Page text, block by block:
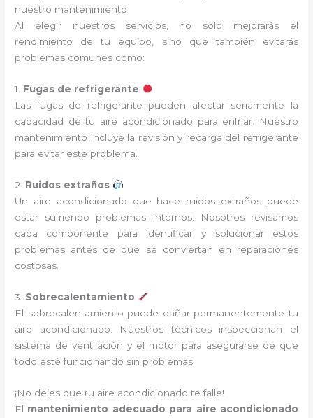
nuestro mantenimiento
Al elegir nuestros servicios, no solo mejorarás el
rendimiento de tu equipo, sino que también evitarás
problemas comunes como:
1. Fugas de refrigerante
Las fugas de refrigerante pueden afectar seriamente la
capacidad de tu aire acondicionado para enfriar. Nuestro
mantenimiento incluye la revisión y recarga del refrigerante
para evitar este problema.
2. Ruidos extraños
Un aire acondicionado que hace ruidos extraños puede
estar sufriendo problemas internos. Nosotros revisamos
cada componente para identificar y solucionar estos
problemas antes de que se conviertan en reparaciones
costosas.
3. Sobrecalentamiento
El sobrecalentamiento puede dañar permanentemente tu
aire acondicionado. Nuestros técnicos inspeccionan el
sistema de ventilación y el motor para asegurarse de que
todo esté funcionando sin problemas.
¡No dejes que tu aire acondicionado te falle!
El mantenimiento adecuado para aire acondicionado